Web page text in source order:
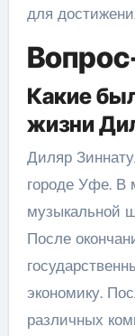
для
Какие
жизни
Диляр
городе Уфе. В
музыкальной
После
экономику.
различных